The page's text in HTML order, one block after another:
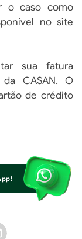
o caso como
no site
sua fatura
CASAN. O
de crédito